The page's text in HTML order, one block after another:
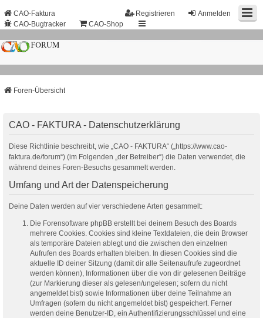
Anmelden
Registrieren
CAO-Faktura
CAO-Bugtracker
CAO-Shop
Foren-Übersicht
CAO - FAKTURA - Datenschutzerklärung
Diese Richtlinie beschreibt, wie „CAO - FAKTURA“ („https://www.cao-
faktura.de/forum“) (im Folgenden „der Betreiber“) die Daten verwendet, die
während deines Foren-Besuchs gesammelt werden.
Umfang und Art der Datenspeicherung
Deine Daten werden auf vier verschiedene Arten gesammelt:
Die Forensoftware phpBB erstellt bei deinem Besuch des Boards
mehrere Cookies. Cookies sind kleine Textdateien, die dein Browser
als temporäre Dateien ablegt und die zwischen den einzelnen
Aufrufen des Boards erhalten bleiben. In diesen Cookies sind die
aktuelle ID deiner Sitzung (damit dir alle Seitenaufrufe zugeordnet
werden können), Informationen über die von dir gelesenen Beiträge
(zur Markierung dieser als gelesen/ungelesen; sofern du nicht
angemeldet bist) sowie Informationen über deine Teilnahme an
Umfragen (sofern du nicht angemeldet bist) gespeichert. Ferner
werden deine Benutzer-ID, ein Authentifizierungsschlüssel und eine